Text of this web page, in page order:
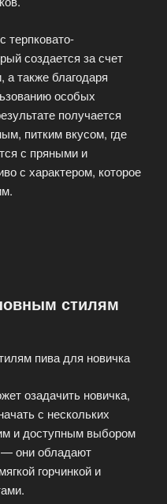
терпковато-
создается за счет
а также благодаря
особых
получается
питким вкусом, где
с пряными и
с характером, которое
стилям
пива для новичка
озадачить новичка,
с нескольких
и доступным выбором
— они обладают
горчинкой и